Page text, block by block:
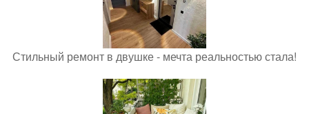
Стильный ремонт в двушке - мечта реальностью стала!